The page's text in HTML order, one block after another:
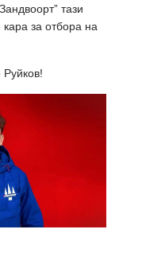
тази
за отбора на